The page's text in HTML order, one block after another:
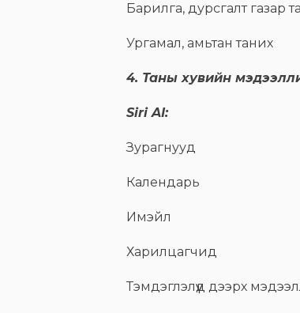
Барилга, дурсгалт газар
Ургамал, амьтан таних
4. Таны хувийн
Siri AI:
Зурагнууд
Календарь
Имэйл
Харилцагчид
Тэмдэглэлүүд дээрх